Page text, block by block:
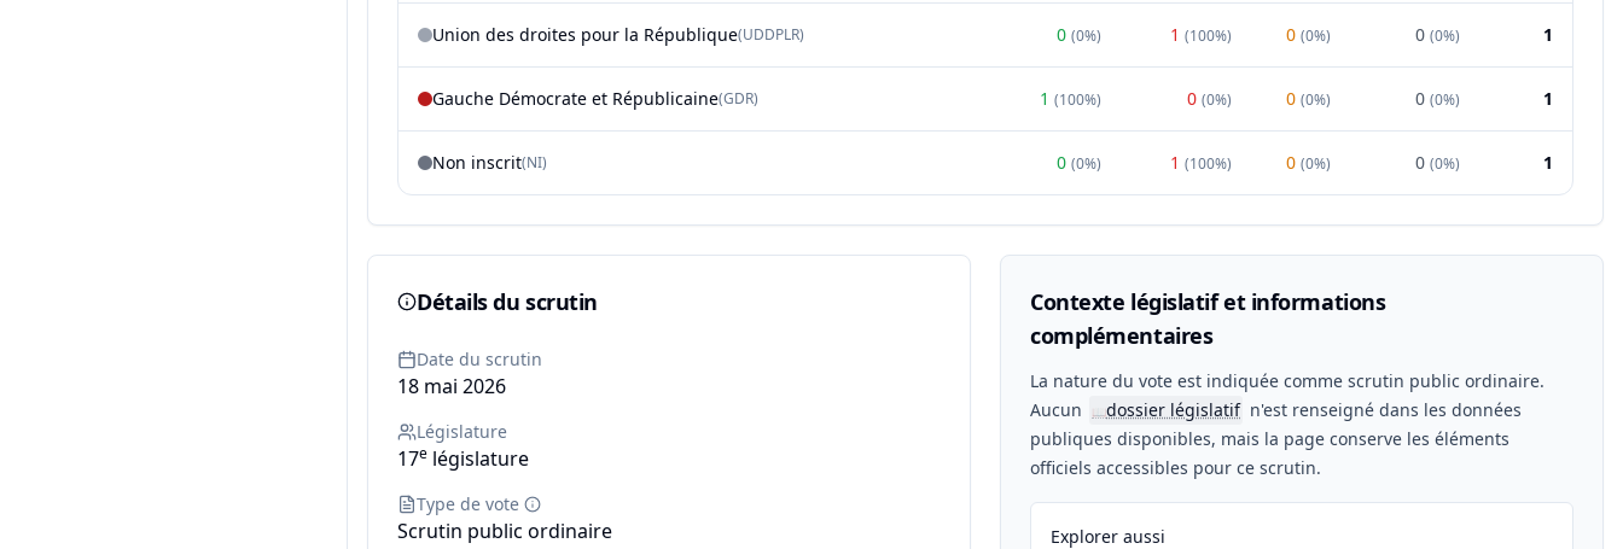
Union des droites pour la République(UDDPLR) 0 (0%) 1 (100%) 0 (0%) 0 (0%) 1
Gauche Démocrate et Républicaine(GDR) 1 (100%) 0 (0%) 0 (0%) 0 (0%) 1
Non inscrit(NI) 0 (0%) 1 (100%) 0 (0%) 0 (0%) 1
Détails du scrutin
Date du scrutin
18 mai 2026
Législature
17e législature
Type de vote
Scrutin public ordinaire
Contexte législatif et informations
complémentaires
La nature du vote est indiquée comme scrutin public ordinaire.
Aucun
📖dossier législatif n'est renseigné dans les données
publiques disponibles, mais la page conserve les éléments
officiels accessibles pour ce scrutin.
Explorer aussi